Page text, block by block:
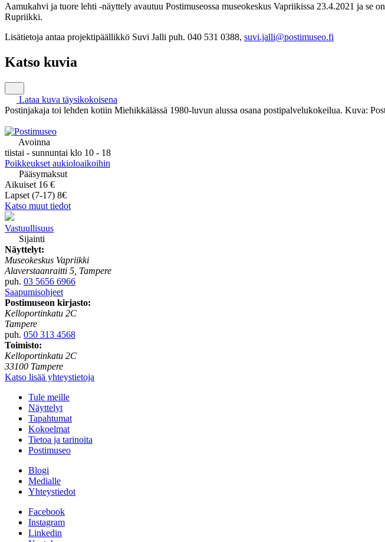
Aamukahvi ja tuore lehti -näyttely avautuu Postimuseossa museokeskus Vapriikissa 23.4.2021 ja se
Rupriikki.
Lisätietoja antaa projektipäällikkö Suvi Jalli puh. 040 531 0388, suvi.jalli@postimuseo.fi
Katso kuvia
Lataa kuva täysikokoisena
Postinjakaja toi lehden kotiin Miehikkälässä 1980-luvun alussa osana postipalvelukokeilua. Kuva:
Avoinna
tiistai - sunnuntai klo 10 - 18
Poikkeukset aukioloaikoihin
Pääsymaksut
Aikuiset 16 €
Lapset (7-17) 8€
Katso muut tiedot
Vastuullisuus
Sijainti
Näyttelyt:
Museokeskus Vapriikki
Alaverstaanraitti 5, Tampere
puh. 03 5656 6966
Saapumisohjeet
Postimuseon kirjasto:
Kelloportinkatu 2C
Tampere
puh. 050 313 4568
Toimisto:
Kelloportinkatu 2C
33100 Tampere
Katso lisää yhteystietoja
Tule meille
Näyttelyt
Tapahtumat
Kokoelmat
Tietoa ja tarinoita
Postimuseo
Blogi
Medialle
Yhteystiedot
Facebook
Instagram
Linkedin